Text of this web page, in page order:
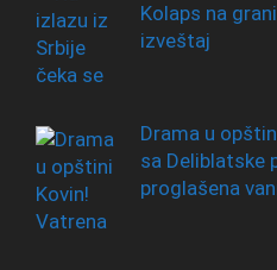
Kolaps na
izveštaj
Drama u
sa Deliblatske
proglašena